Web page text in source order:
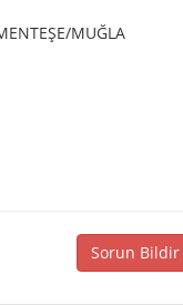
MUĞLA
Sorun Bildir